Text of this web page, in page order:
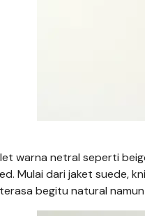
warna netral seperti
Mulai dari jaket suede,
begitu natural